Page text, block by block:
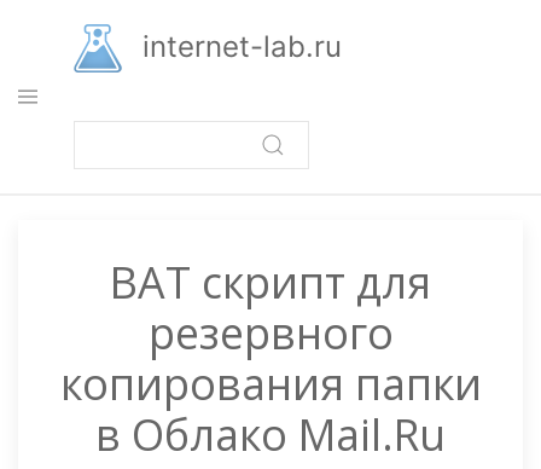
основному
содержанию
internet-lab.ru
BAT скрипт для
резервного
копирования папки
в Облако Mail.Ru